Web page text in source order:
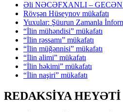
Əli NƏCƏFXANLI –
Rövşən Hüseynov mükafatı
Yuxular: Şüurun Zamanla
“İlin mühəndisi” mükafatı
“İlin rəssamı” mükafatı
“İlin müğənnisi” mükafatı
“İlin alimi” mükafatı
“İlin həkimi” mükafatı
“İlin naşiri” mükafatı
REDAKSİYA HEYƏTİ